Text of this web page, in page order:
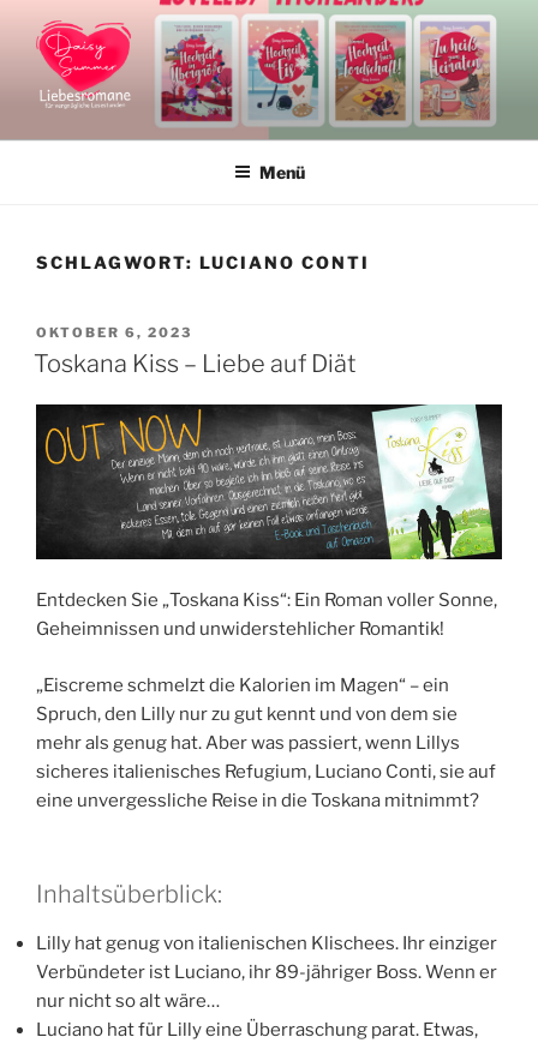
Inhalt
springen
DAISY SUMMER
Menü
SCHLAGWORT: LUCIANO CONTI
VERÖFFENTLICHT
AM
OKTOBER 6, 2023
Toskana Kiss – Liebe auf Diät
Entdecken Sie „Toskana Kiss“: Ein Roman voller Sonne,
Geheimnissen und unwiderstehlicher Romantik!
„Eiscreme schmelzt die Kalorien im Magen“ – ein
Spruch, den Lilly nur zu gut kennt und von dem sie
mehr als genug hat. Aber was passiert, wenn Lillys
sicheres italienisches Refugium, Luciano Conti, sie auf
eine unvergessliche Reise in die Toskana mitnimmt?
Inhaltsüberblick:
Lilly hat genug von italienischen Klischees. Ihr einziger
Verbündeter ist Luciano, ihr 89-jähriger Boss. Wenn er
nur nicht so alt wäre…
Luciano hat für Lilly eine Überraschung parat. Etwas,